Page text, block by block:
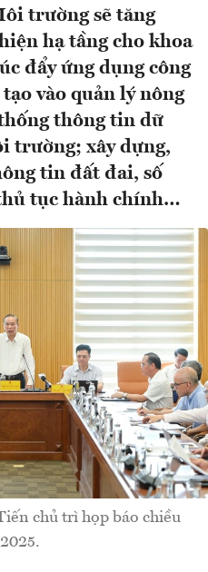
trường sẽ tăng
hạ tầng cho khoa
đẩy ứng dụng công
vào quản lý nông
thông tin dữ
trường; xây dựng,
tin đất đai, số
tục hành chính…
chủ trì họp báo chiều